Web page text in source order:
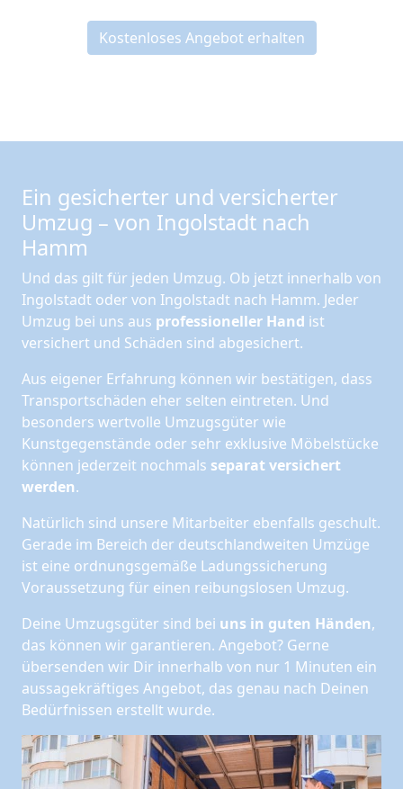
Kostenloses Angebot erhalten
Ein gesicherter und versicherter
Umzug – von Ingolstadt nach
Hamm
Und das gilt für jeden Umzug. Ob jetzt innerhalb von
Ingolstadt oder von Ingolstadt nach Hamm. Jeder
Umzug bei uns aus professioneller Hand ist
versichert und Schäden sind abgesichert.
Aus eigener Erfahrung können wir bestätigen, dass
Transportschäden eher selten eintreten. Und
besonders wertvolle Umzugsgüter wie
Kunstgegenstände oder sehr exklusive Möbelstücke
können jederzeit nochmals separat versichert
werden.
Natürlich sind unsere Mitarbeiter ebenfalls geschult.
Gerade im Bereich der deutschlandweiten Umzüge
ist eine ordnungsgemäße Ladungssicherung
Voraussetzung für einen reibungslosen Umzug.
Deine Umzugsgüter sind bei uns in guten Händen,
das können wir garantieren. Angebot? Gerne
übersenden wir Dir innerhalb von nur 1 Minuten ein
aussagekräftiges Angebot, das genau nach Deinen
Bedürfnissen erstellt wurde.